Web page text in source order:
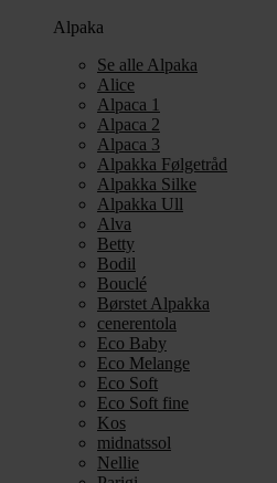
Alpaka
Se alle Alpaka
Alice
Alpaca 1
Alpaca 2
Alpaca 3
Alpakka Følgetråd
Alpakka Silke
Alpakka Ull
Alva
Betty
Bodil
Bouclé
Børstet Alpakka
cenerentola
Eco Baby
Eco Melange
Eco Soft
Eco Soft fine
Kos
midnatssol
Nellie